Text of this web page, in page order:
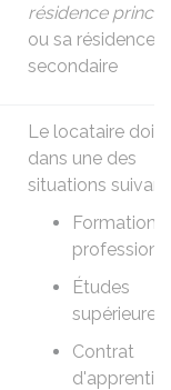
résidence
ou sa résidence
secondaire
Le locataire doit
dans une des
situations
Formation
Études
supérieures
Contrat